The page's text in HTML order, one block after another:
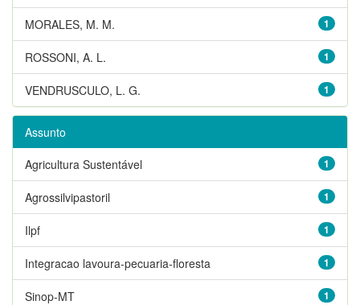
1
MORALES, M. M.
1
ROSSONI, A. L.
1
VENDRUSCULO, L. G.
Assunto
1
Agricultura Sustentável
1
Agrossilvipastoril
1
Ilpf
1
Integracao lavoura-pecuaria-floresta
1
Sinop-MT